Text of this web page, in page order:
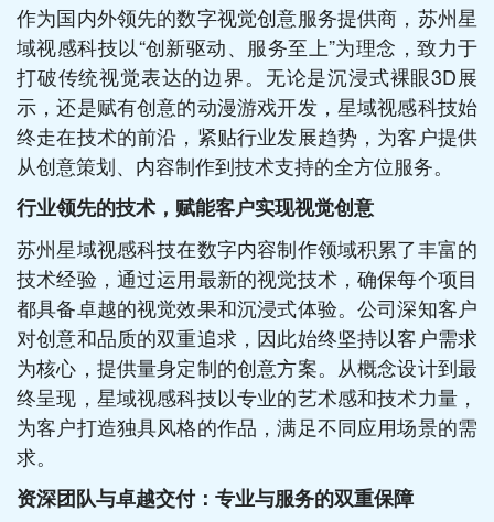
作为国内外领先的数字视觉创意服务提供商，苏州星
域视感科技以“创新驱动、服务至上”为理念，致力于
打破传统视觉表达的边界。无论是沉浸式裸眼3D展
示，还是赋有创意的动漫游戏开发，星域视感科技始
终走在技术的前沿，紧贴行业发展趋势，为客户提供
从创意策划、内容制作到技术支持的全方位服务。
行业领先的技术，赋能客户实现视觉创意
苏州星域视感科技在数字内容制作领域积累了丰富的
技术经验，通过运用最新的视觉技术，确保每个项目
都具备卓越的视觉效果和沉浸式体验。公司深知客户
对创意和品质的双重追求，因此始终坚持以客户需求
为核心，提供量身定制的创意方案。从概念设计到最
终呈现，星域视感科技以专业的艺术感和技术力量，
为客户打造独具风格的作品，满足不同应用场景的需
求。
资深团队与卓越交付：专业与服务的双重保障